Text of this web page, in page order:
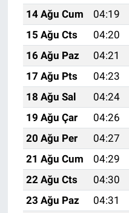
14 Ağu Cum
04:19
15 Ağu Cts
04:20
16 Ağu Paz
04:21
17 Ağu Pts
04:23
18 Ağu Sal
04:24
19 Ağu Çar
04:26
20 Ağu Per
04:27
21 Ağu Cum
04:29
22 Ağu Cts
04:30
23 Ağu Paz
04:31